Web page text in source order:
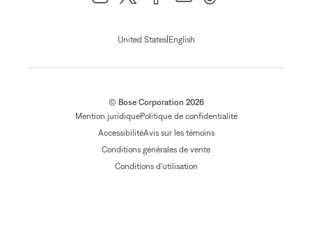
United States| English
© Bose Corporation 2026
Mention juridiquePolitique de confidentialité
AccessibilitéAvis sur les témoins
Conditions générales de vente
Conditions d'utilisation